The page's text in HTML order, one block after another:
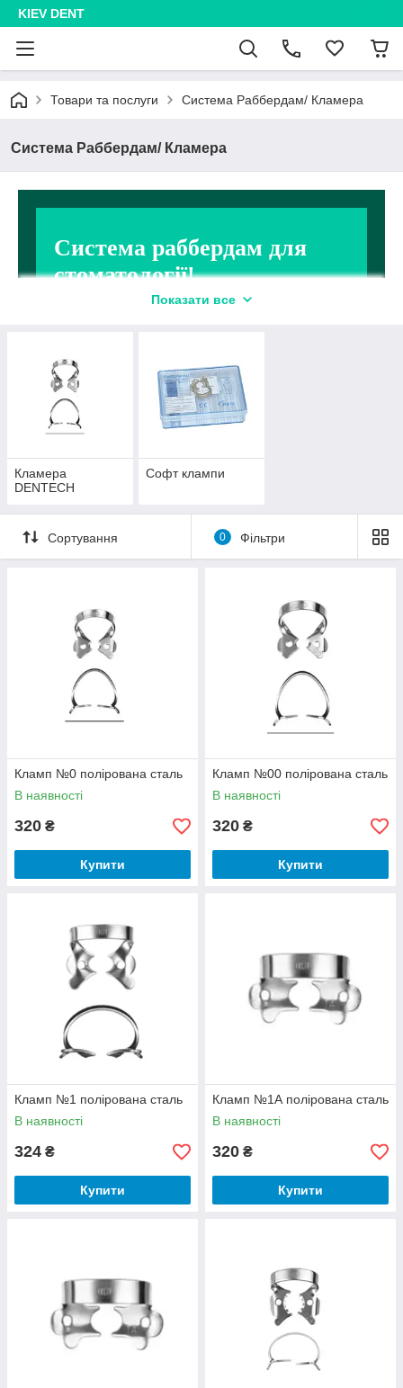
KIEV DENT
Товари та послуги Система Раббердам/ Кламера
Система Раббердам/ Кламера
Система раббердам для
стоматології!
водієм!
До каталогу!
Показати все
Кламера
DENTECH
Софт клампи
Сортування 0 Фільтри
Кламп №0 полірована сталь
В наявності
320 ₴
Купити
Кламп №00 полірована сталь
В наявності
320 ₴
Купити
Кламп №1 полірована сталь
В наявності
324 ₴
Купити
Кламп №1А полірована сталь
В наявності
320 ₴
Купити